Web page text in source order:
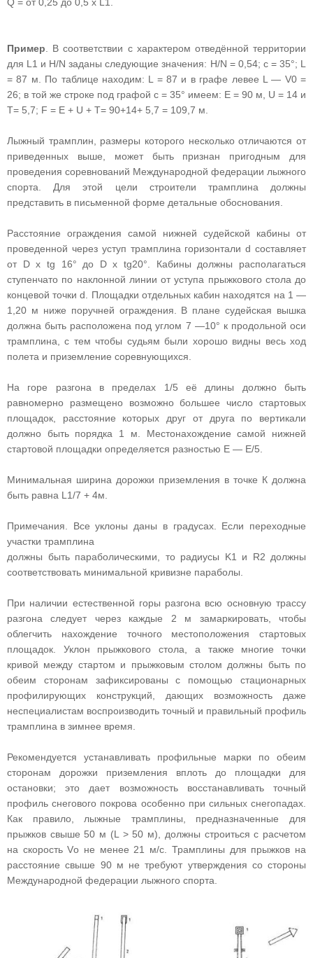
Пример . В соответствии с характером отведённой территории
для L1 и H/N заданы следующие значения: H/N = 0,54; с = 35°; L
= 87 м. По таблице находим: L = 87 и в графе левее L — V0 =
26; в той же строке под графой с = 35° имеем: Е = 90 м, U = 14 и
T= 5,7; F = E + U + Т= 90+14+ 5,7 = 109,7 м.
Лыжный трамплин, размеры которого несколько отличаются от
приведенных выше, может быть признан пригодным для
проведения соревнований Международной федерации лыжного
спорта. Для этой цели строители трамплина должны
представить в письменной форме детальные обоснования.
Расстояние ограждения самой нижней судейской кабины от
проведенной через уступ трамплина горизонтали d составляет
от D х tg 16° до D х tg20°. Кабины должны располагаться
ступенчато по наклонной линии от уступа прыжкового стола до
концевой точки d. Площадки отдельных кабин находятся на 1 —
1,20 м ниже поручней ограждения. В плане судейская вышка
должна быть расположена под углом 7 —10° к продольной оси
трамплина, с тем чтобы судьям были хорошо видны весь ход
полета и приземление соревнующихся.
На горе разгона в пределах 1/5 её длины должно быть
равномерно размещено возможно большее число стартовых
площадок, расстояние которых друг от друга по вертикали
должно быть порядка 1 м. Местонахождение самой нижней
стартовой площадки определяется разностью Е — Е/5.
Минимальная ширина дорожки приземления в точке К должна
быть равна L1/7 + 4м.
Примечания. Все уклоны даны в градусах. Если переходные
участки трамплина
должны быть параболическими, то радиусы K1 и R2 должны
соответствовать минимальной кривизне параболы.
При наличии естественной горы разгона всю основную трассу
разгона следует через каждые 2 м замаркировать, чтобы
облегчить нахождение точного местоположения стартовых
площадок. Уклон прыжкового стола, а также многие точки
кривой между стартом и прыжковым столом должны быть по
обеим сторонам зафиксированы с помощью стационарных
профилирующих конструкций, дающих возможность даже
неспециалистам воспроизводить точный и правильный профиль
трамплина в зимнее время.
Рекомендуется устанавливать профильные марки по обеим
сторонам дорожки приземления вплоть до площадки для
остановки; это дает возможность восстанавливать точный
профиль снегового покрова особенно при сильных снегопадах.
Как правило, лыжные трамплины, предназначенные для
прыжков свыше 50 м (L > 50 м), должны строиться с расчетом
на скорость Vо не менее 21 м/с. Трамплины для прыжков на
расстояние свыше 90 м не требуют утверждения со стороны
Международной федерации лыжного спорта.